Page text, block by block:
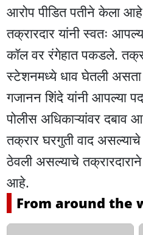
आरोप पीडित पतीने केला
तक्रारदार यांनी स्वतः
कॉल वर रंगेहात पकडले.
स्टेशनमध्ये धाव घेतली असता
गजानन शिंदे यांनी आपल्या
पोलीस अधिकाऱ्यांवर दबाव
तक्रार घरगुती वाद
ठेवली असल्याचे
आहे.
From around the